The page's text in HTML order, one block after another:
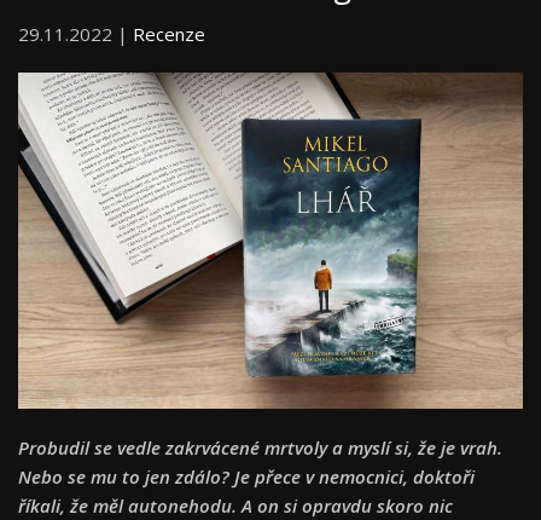
29.11.2022 | Recenze
Probudil se vedle zakrvácené mrtvoly a myslí si, že je vrah.
Nebo se mu to jen zdálo? Je přece v nemocnici, doktoři
říkali, že měl autonehodu. A on si opravdu skoro nic